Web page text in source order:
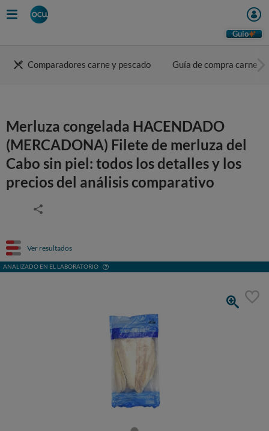
Guio
Comparadores carne y pescado Guía de compra carne
Merluza congelada HACENDADO
(MERCADONA) Filete de merluza del
Cabo sin piel: todos los detalles y los
precios del análisis comparativo
Ver resultados
ANALIZADO EN EL LABORATORIO